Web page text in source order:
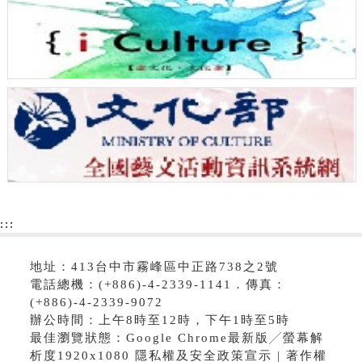
:::
地址：413台中市霧峰區中正路738之2號
電話總機：(+886)-4-2339-1141．傳真：
(+886)-4-2339-9072
辦公時間：上午8時至12時，下午1時至5時
最佳瀏覽狀態：Google Chrome最新版╱螢幕解
析度1920x1080 隱私權及安全政策宣示 | 著作權